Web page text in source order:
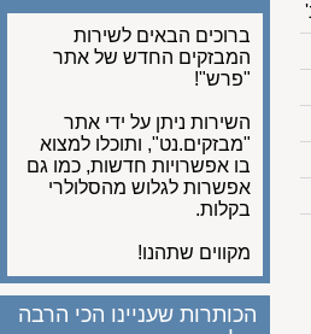
ברוכים הבאים לשירות
המבזקים החדש של אתר
"פרש"!
השירות ניתן על ידי אתר
"מבזקים.נט", ותוכלו למצוא
בו אפשרויות חדשות, כמו גם
אפשרות לגלוש מהסלולרי
בקלות.
מקווים שתהנו!
הכותרות שעניינו הכי הרבה